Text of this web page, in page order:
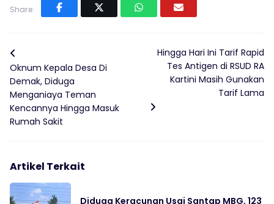
Share:
Oknum Kepala Desa Di
Demak, Diduga
Menganiaya Teman
Kencannya Hingga Masuk
Rumah Sakit
Hingga Hari Ini Tarif Rapid
Tes Antigen di RSUD RA
Kartini Masih Gunakan
Tarif Lama
Artikel Terkait
Diduga Keracunan Usai Santap MBG, 123